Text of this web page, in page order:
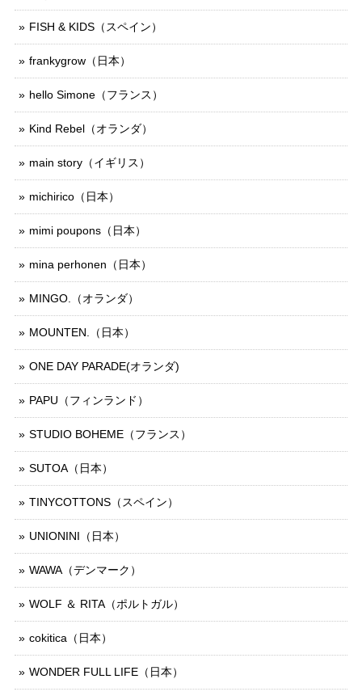
FISH & KIDS（スペイン）
frankygrow（日本）
hello Simone（フランス）
Kind Rebel（オランダ）
main story（イギリス）
michirico（日本）
mimi poupons（日本）
mina perhonen（日本）
MINGO.（オランダ）
MOUNTEN.（日本）
ONE DAY PARADE(オランダ)
PAPU（フィンランド）
STUDIO BOHEME（フランス）
SUTOA（日本）
TINYCOTTONS（スペイン）
UNIONINI（日本）
WAWA（デンマーク）
WOLF ＆ RITA（ポルトガル）
cokitica（日本）
WONDER FULL LIFE（日本）